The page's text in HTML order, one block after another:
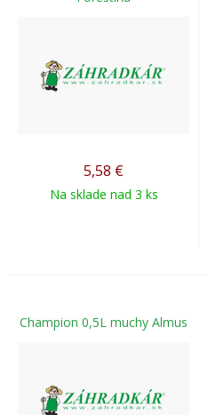
5,58 €
Na sklade nad 3 ks
Champion 0,5L muchy Almus